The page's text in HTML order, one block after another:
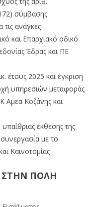
σύμβασης
τις ανάγκες
και Επαρχιακό οδικό
Έδρας και ΠΕ
έτους 2025 και έγκριση
υπηρεσιών μεταφοράς
Κοζάνης και
έκθεσης της
με το
Καινοτομίας
ΠΟΛΗ